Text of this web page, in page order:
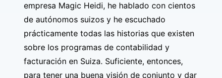
empresa Magic Heidi, he hablado con cientos
de autónomos suizos y he escuchado
prácticamente todas las historias que existen
sobre los programas de contabilidad y
facturación en Suiza. Suficiente, entonces,
para tener una buena visión de conjunto y dar